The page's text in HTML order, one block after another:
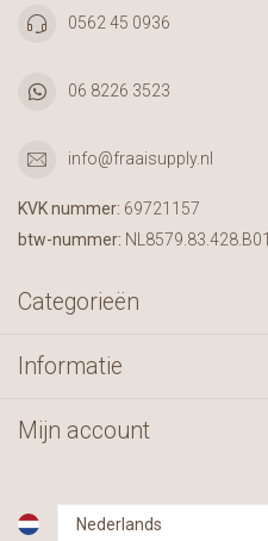
0562 45 0936
06 8226 3523
info@fraaisupply.nl
KVK nummer: 69721157
btw-nummer: NL8579.83.428.B01
Categorieën
Informatie
Mijn account